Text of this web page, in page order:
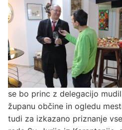
se bo princ z delegacijo
županu občine in ogledu
tudi za izkazano priznanje